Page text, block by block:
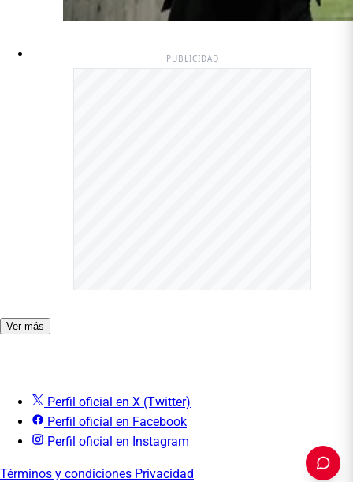
PUBLICIDAD
Ver más
Perfil oficial en X (Twitter)
Perfil oficial en Facebook
Perfil oficial en Instagram
Términos y condiciones Privacidad